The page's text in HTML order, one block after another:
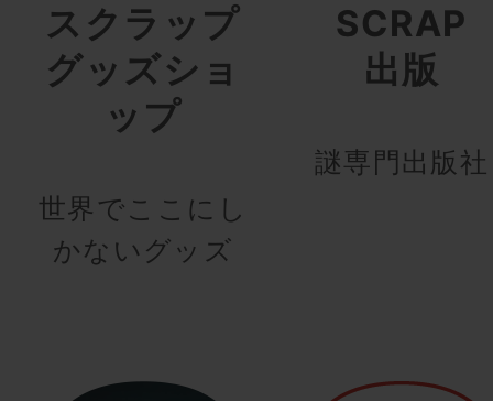
スクラップ
グッズショ
ップ
世界でここにし
かないグッズ
SCRAP
出版
謎専門出版社